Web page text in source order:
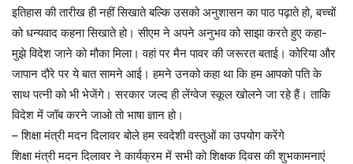
इतिहास की तारीख ही नहीं सिखाते बल्कि उसको अनुशासन का पाठ पढ़ाते हो, बच्चों
को धन्यवाद कहना सिखाते हो। सीएम ने अपने अनुभव को साझा करते हुए कहा-
मुझे विदेश जाने को मौका मिला। वहां पर मैन पावर की जरूरत बताई। कोरिया और
जापान दौरे पर ये बात सामने आई। हमने उनको कहा था कि हम आपको पति के
साथ पत्नी को भी भेजेंगे। सरकार जल्द ही लेंग्वेज स्कूल खोलने जा रहे हैं। ताकि
विदेश में जॉब करने जाओ तो भाषा ज्ञान हो।
– शिक्षा मंत्री मदन दिलावर बोले हम स्वदेशी वस्तुओं का उपयोग करेंगे
शिक्षा मंत्री मदन दिलावर ने कार्यक्रम में सभी को शिक्षक दिवस की शुभकामनाएं